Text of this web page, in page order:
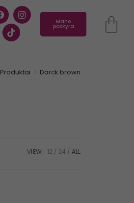
Mano
paskyra
Produktai Darck brown
VIEW: 12 24 ALL